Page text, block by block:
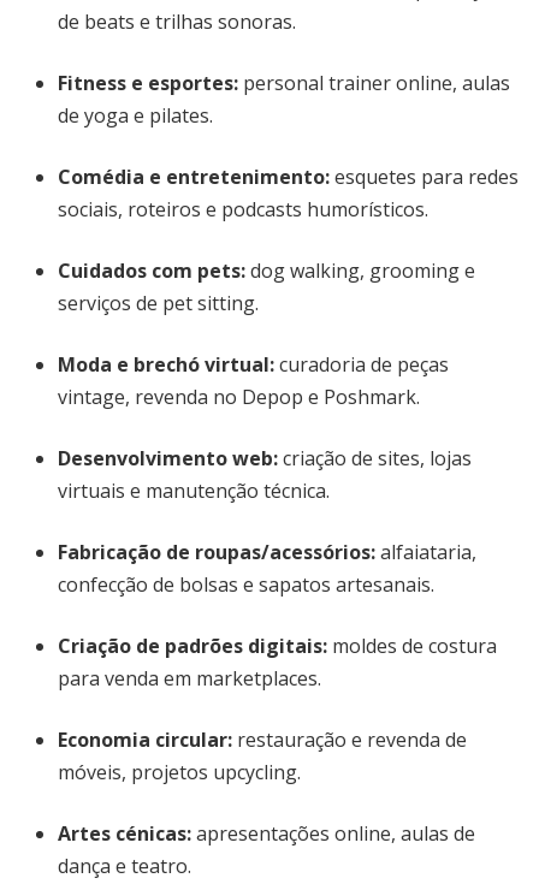
de beats e trilhas sonoras.
Fitness e esportes: personal trainer online, aulas
de yoga e pilates.
Comédia e entretenimento:esquetes para redes
sociais, roteiros e podcasts humorísticos.
Cuidados com pets:dog walking, grooming e
serviços de pet sitting.
Moda e brechó virtual:curadoria de peças
vintage, revenda no Depop e Poshmark.
Desenvolvimento web:criação de sites, lojas
virtuais e manutenção técnica.
Fabricação de roupas/acessórios:alfaiataria,
confecção de bolsas e sapatos artesanais.
Criação de padrões digitais: moldes de costura
para venda em marketplaces.
Economia circular: restauração e revenda de
móveis, projetos upcycling.
Artes cénicas:apresentações online, aulas de
dança e teatro.